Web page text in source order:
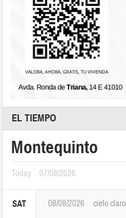
EL TIEMPO
Montequinto
Today 07/08/2026
SAT 08/08/2026 cielo claro